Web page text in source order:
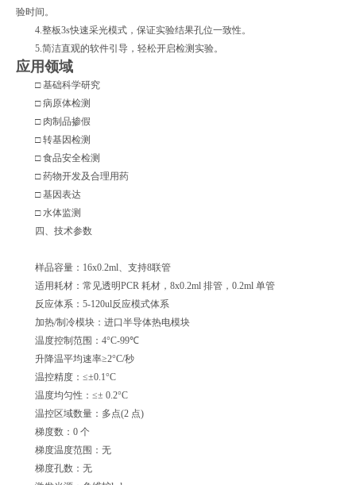
验时间。
4.整板3s快速采光模式，保证实验结果孔位一致性。
5.简洁直观的软件引导，轻松开启检测实验。
应用领域
□ 基础科学研究
□ 病原体检测
□ 肉制品掺假
□ 转基因检测
□ 食品安全检测
□ 药物开发及合理用药
□ 基因表达
□ 水体监测
四、技术参数
样品容量：16x0.2ml、支持8联管
适用耗材：常见透明PCR 耗材，8x0.2ml 排管，0.2ml 单管
反应体系：5-120ul反应模式体系
加热/制冷模块：进口半导体热电模块
温度控制范围：4°C-99℃
升降温平均速率≥2°C/秒
温控精度：≤±0.1°C
温度均匀性：≤± 0.2°C
温控区域数量：多点(2 点)
梯度数：0 个
梯度温度范围：无
梯度孔数：无